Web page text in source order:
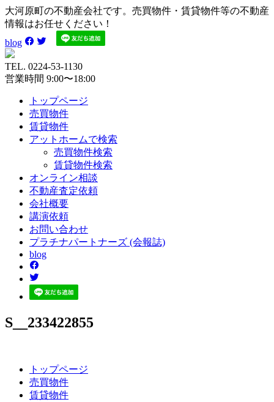
大河原町の不動産会社です。売買物件・賃貸物件等の不動産
情報はお任せください！
blog
TEL. 0224-53-1130
営業時間 9:00〜18:00
トップページ
売買物件
賃貸物件
アットホームで検索
売買物件検索
賃貸物件検索
オンライン相談
不動産査定依頼
会社概要
講演依頼
お問い合わせ
プラチナパートナーズ (会報誌)
blog
S__233422855
トップページ
売買物件
賃貸物件